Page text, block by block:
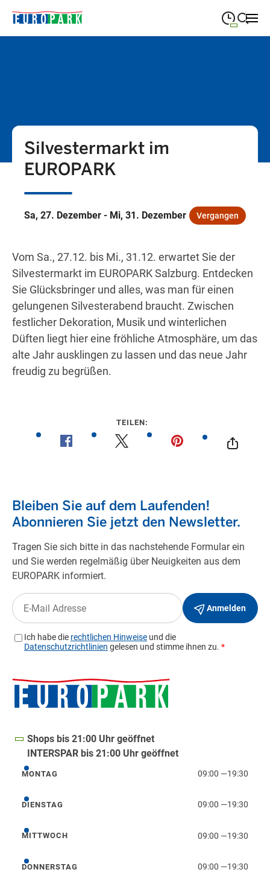
Donnerstag
DONNERSTAG
FREITAG
Samstag
09:00—18:00
Wegbeschreibung erhalten
Silvestermarkt im
EUROPARK
Sa, 27. Dezember - Mi, 31. Dezember Vergangen
Vom Sa., 27.12. bis Mi., 31.12. erwartet Sie der
Silvestermarkt im EUROPARK Salzburg. Entdecken
Sie Glücksbringer und alles, was man für einen
gelungenen Silvesterabend braucht. Zwischen
festlicher Dekoration, Musik und winterlichen
Düften liegt hier eine fröhliche Atmosphäre, um das
alte Jahr ausklingen zu lassen und das neue Jahr
freudig zu begrüßen.
TEILEN:
Shops bis 21:00 Uhr geöffnet
INTERSPAR bis 21:00 Uhr geöffnet
Montag
MONTAG 09:00 —19:30
Dienstag
DIENSTAG 09:00 —19:30
Mittwoch
MITTWOCH 09:00 —19:30
Donnerstag
DONNERSTAG 09:00 —19:30